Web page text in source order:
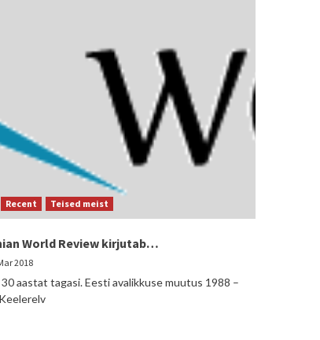
Recent Teised meist
World Review kirjutab…
2018
aastat tagasi. Eesti avalikkuse muutus 1988 –